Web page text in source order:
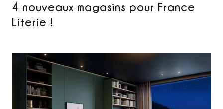
4 nouveaux magasins pour France
Literie !